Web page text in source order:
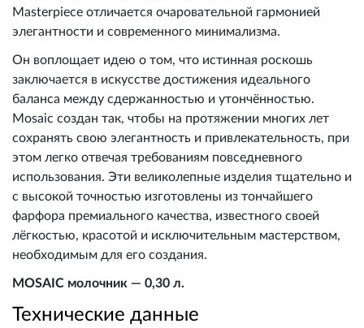
Masterpiece отличается очаровательной гармонией
элегантности и современного минимализма.
Он воплощает идею о том, что истинная роскошь
заключается в искусстве достижения идеального
баланса между сдержанностью и утончённостью.
Mosaic создан так, чтобы на протяжении многих лет
сохранять свою элегантность и привлекательность, при
этом легко отвечая требованиям повседневного
использования. Эти великолепные изделия тщательно и
с высокой точностью изготовлены из тончайшего
фарфора премиального качества, известного своей
лёгкостью, красотой и исключительным мастерством,
необходимым для его создания.
MOSAIC молочник — 0,30 л.
Технические данные